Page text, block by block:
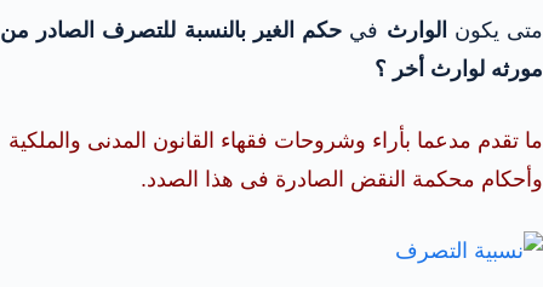
متى يكون الوارث في حكم الغير بالنسبة للتصرف الصادر من
مورثه لوارث أخر ؟
ما تقدم مدعما بأراء وشروحات فقهاء القانون المدنى والملكية
وأحكام محكمة النقض الصادرة فى هذا الصدد.